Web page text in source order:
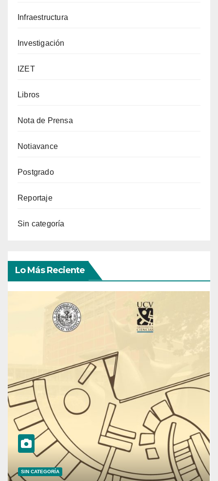
Infraestructura
Investigación
IZET
Libros
Nota de Prensa
Notiavance
Postgrado
Reportaje
Sin categoría
Lo Más Reciente
SIN CATEGORÍA